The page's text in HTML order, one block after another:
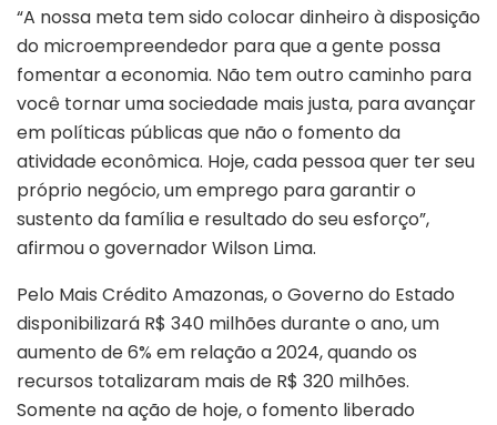
“A nossa meta tem sido colocar dinheiro à disposição
do microempreendedor para que a gente possa
fomentar a economia. Não tem outro caminho para
você tornar uma sociedade mais justa, para avançar
em políticas públicas que não o fomento da
atividade econômica. Hoje, cada pessoa quer ter seu
próprio negócio, um emprego para garantir o
sustento da família e resultado do seu esforço”,
afirmou o governador Wilson Lima.
Pelo Mais Crédito Amazonas, o Governo do Estado
disponibilizará R$ 340 milhões durante o ano, um
aumento de 6% em relação a 2024, quando os
recursos totalizaram mais de R$ 320 milhões.
Somente na ação de hoje, o fomento liberado